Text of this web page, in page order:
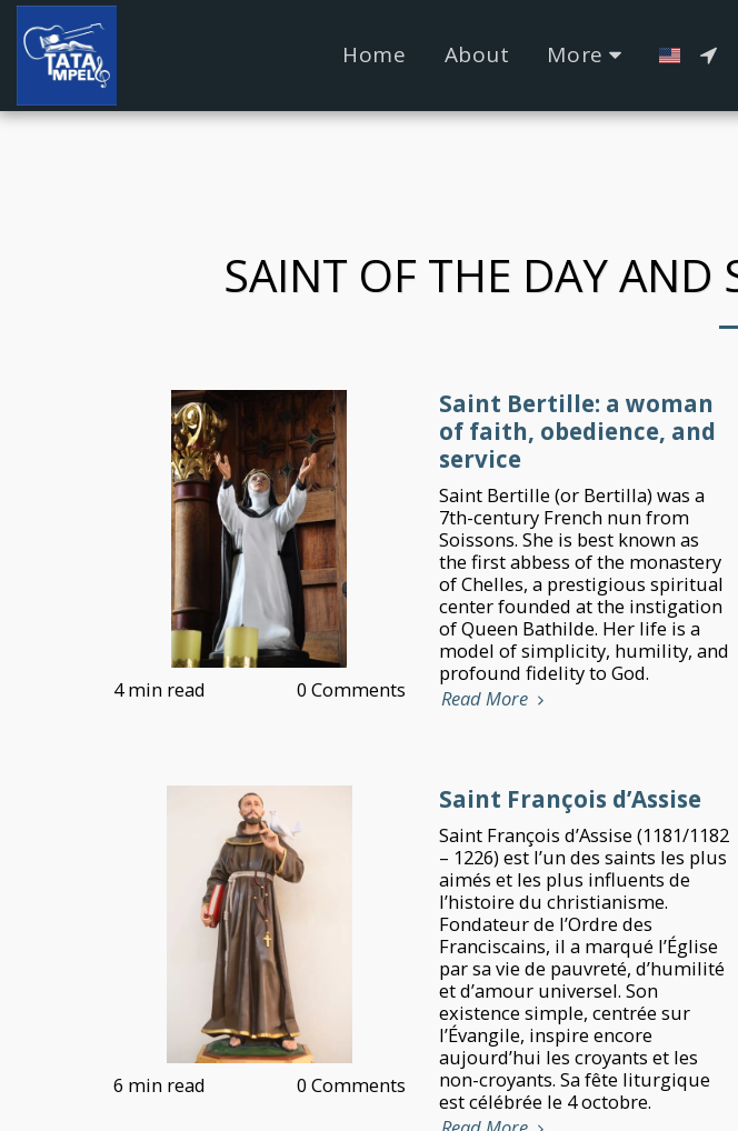
google.com, pub-4889604885818732, DIRECT, f08c47fec0942fa0
Home About More
SAINT OF THE DAY AND
4 min read 0 Comments
Saint Bertille: a woman
of faith, obedience, and
service
Saint Bertille (or Bertilla) was a
7th-century French nun from
Soissons. She is best known as
the first abbess of the monastery
of Chelles, a prestigious spiritual
center founded at the instigation
of Queen Bathilde. Her life is a
model of simplicity, humility, and
profound fidelity to God.
Read More
6 min read 0 Comments
Saint François d’Assise
Saint François d’Assise (1181/1182
– 1226) est l’un des saints les plus
aimés et les plus influents de
l’histoire du christianisme.
Fondateur de l’Ordre des
Franciscains, il a marqué l’Église
par sa vie de pauvreté, d’humilité
et d’amour universel. Son
existence simple, centrée sur
l’Évangile, inspire encore
aujourd’hui les croyants et les
non-croyants. Sa fête liturgique
est célébrée le 4 octobre.